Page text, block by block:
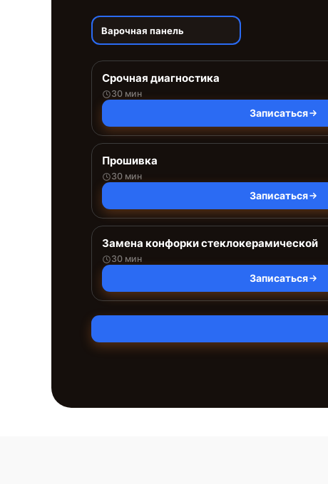
Варочная панель
Срочная диагностика
30 мин
Записаться
Прошивка
30 мин
Записаться
Замена конфорки стеклокерамической
30 мин
Записаться